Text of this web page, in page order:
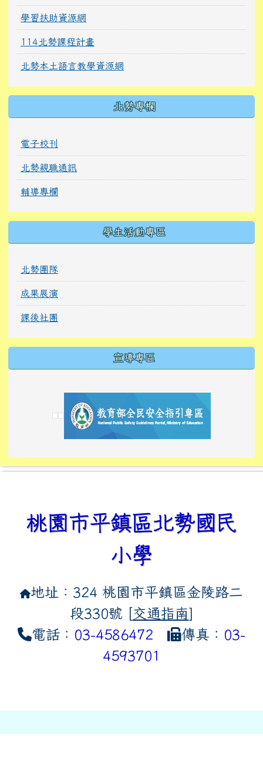
學習扶助資源網
114北勢課程計畫
北勢本土語言教學資源網
北勢專欄
電子校刊
北勢親職通訊
輔導專欄
學生活動專區
北勢團隊
成果展演
課後社團
宣導專區
link to https://
link to https://10000.gov.tw/
link to https://
link to https://10000.gov.tw/
link to https://
link to https://
link to https://i.win.org.tw/
link to https://
link to https://
link to https://
link to https://
桃園市平鎮區北勢國民
小學
地址：324 桃園市平鎮區金陵路二
段330號 [交通指南]
電話： 03-4586472 傳真： 03-
4593701